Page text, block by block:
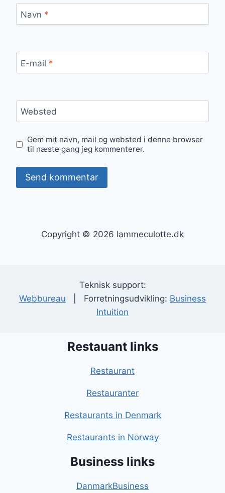
Navn *
E-mail *
Websted
Gem mit navn, mail og websted i denne browser
til næste gang jeg kommenterer.
Copyright © 2026 lammeculotte.dk
Teknisk support:
Webbureau | Forretningsudvikling: Business
Intuition
Restauant links
Restaurant
Restauranter
Restaurants in Denmark
Restaurants in Norway
Business links
DanmarkBusiness